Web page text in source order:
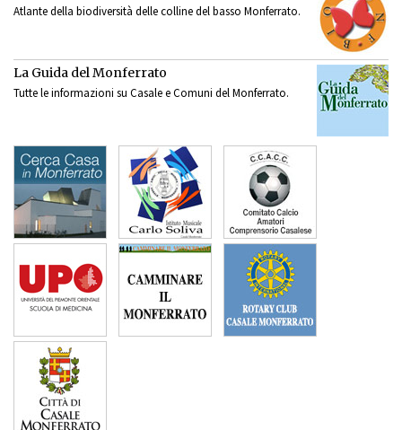
Atlante della biodiversità delle colline del basso Monferrato.
La Guida del Monferrato
Tutte le informazioni su Casale e Comuni del Monferrato.